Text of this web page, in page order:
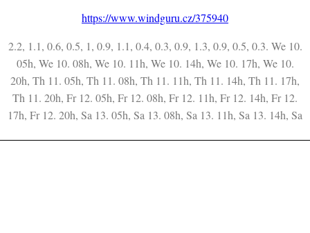
https://www.windguru.cz/375940
2.2, 1.1, 0.6, 0.5, 1, 0.9, 1.1, 0.4, 0.3, 0.9, 1.3, 0.9, 0.5, 0.3. We 10.
05h, We 10. 08h, We 10. 11h, We 10. 14h, We 10. 17h, We 10.
20h, Th 11. 05h, Th 11. 08h, Th 11. 11h, Th 11. 14h, Th 11. 17h,
Th 11. 20h, Fr 12. 05h, Fr 12. 08h, Fr 12. 11h, Fr 12. 14h, Fr 12.
17h, Fr 12. 20h, Sa 13. 05h, Sa 13. 08h, Sa 13. 11h, Sa 13. 14h, Sa